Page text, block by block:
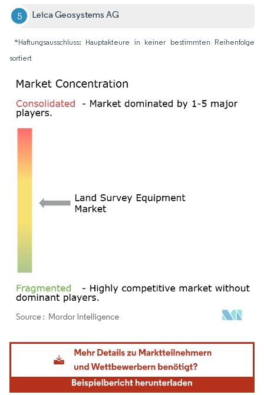
Leica Geosystems AG
*Haftungsausschluss: Hauptakteure in keiner bestimmten Reihenfolge
sortiert
Bild © Mordor Intelligence. Wiederverwendung erfordert Namensnennung gemäß